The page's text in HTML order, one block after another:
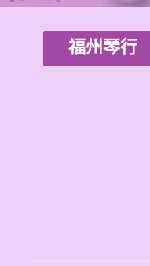
福州琴行